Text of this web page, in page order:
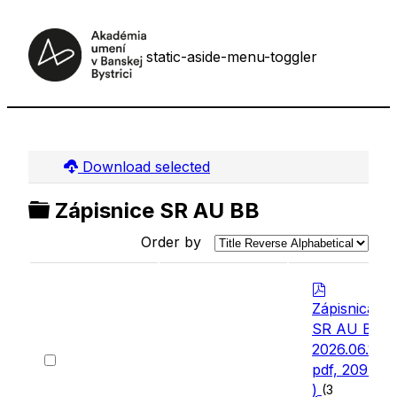
static-aside-menu-toggler
Download selected
Folder
Zápisnice SR AU BB
Order by
Select
d
f
Zápisnica
SR AU BB
2026.06.19
pdf, 209 KB
) (3